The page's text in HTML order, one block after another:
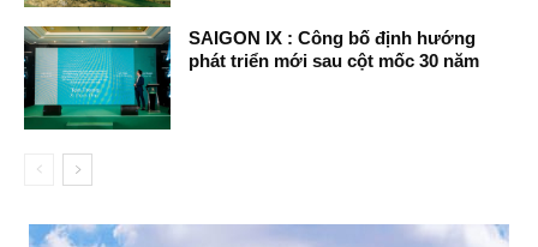
SAIGON IX : Công bố định hướng
phát triển mới sau cột mốc 30 năm